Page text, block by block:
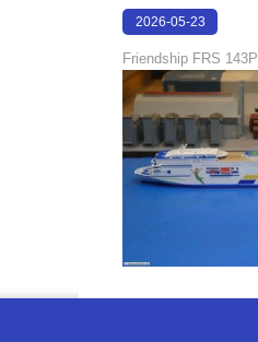
2026-05-23
Friendship FRS